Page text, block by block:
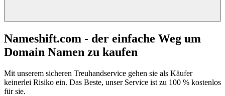
Nameshift.com - der einfache Weg um
Domain Namen zu kaufen
Mit unserem sicheren Treuhandservice gehen sie als Käufer
keinerlei Risiko ein. Das Beste, unser Service ist zu 100 % kostenlos
für sie.